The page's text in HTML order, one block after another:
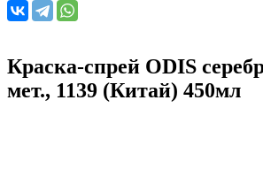
Краска-спрей ODIS
мет., 1139 (Китай) 450мл